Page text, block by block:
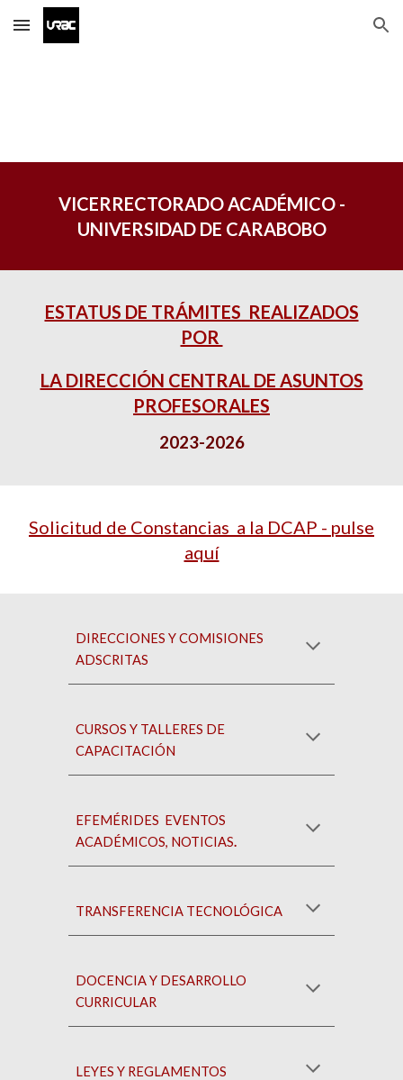
Skip to main content Skip to navigation
VICERRECTORADO ACADÉMICO -
UNIVERSIDAD DE CARABOBO
ESTATUS DE TRÁMITES REALIZADOS
POR
LA DIRECCIÓN CENTRAL DE ASUNTOS
PROFESORALES
2023-2026
Solicitud de Constancias a la DCAP - pulse
aquí
DIRECCIONES Y COMISIONES
ADSCRITAS
CURSOS Y TALLERES DE
CAPACITACIÓN
EFEMÉRIDES EVENTOS
ACADÉMICOS, NOTICIAS.
TRANSFERENCIA TECNOLÓGICA
DOCENCIA Y DESARROLLO
CURRICULAR
LEYES Y REGLAMENTOS